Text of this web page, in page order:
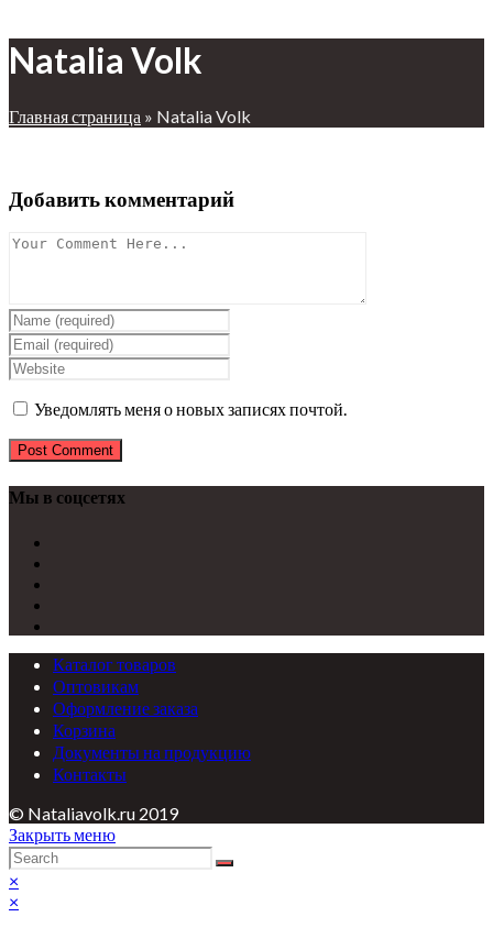
Natalia Volk
Главная страница » Natalia Volk
Добавить комментарий
Уведомлять меня о новых записях почтой.
Мы в соцсетях
Каталог товаров
Оптовикам
Оформление заказа
Корзина
Документы на продукцию
Контакты
© Nataliavolk.ru 2019
Закрыть меню
×
×